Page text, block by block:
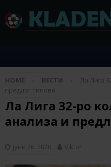
HOME ВЕСТИ
Ла Лига
предлог типови
Ла Лига 32-ро
анализа и
јуни 26, 2020 Viktor